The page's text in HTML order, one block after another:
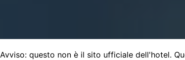
Avviso: questo non è il sito ufficiale dell'hotel.